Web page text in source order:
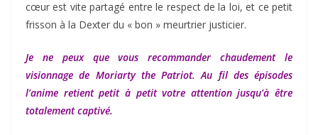
cœur est vite partagé entre le respect de la loi, et ce petit
frisson à la Dexter du « bon » meurtrier justicier.
Je ne peux que vous recommander chaudement le
visionnage de Moriarty the Patriot. Au fil des épisodes
l’anime retient petit à petit votre attention jusqu’à être
totalement captivé.